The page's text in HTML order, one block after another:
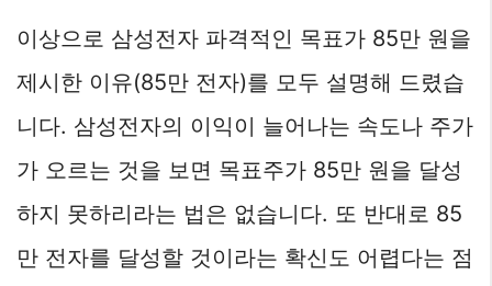
이상으로 삼성전자 파격적인 목표가 85만 원을
제시한 이유(85만 전자)를 모두 설명해 드렸습
니다. 삼성전자의 이익이 늘어나는 속도나 주가
가 오르는 것을 보면 목표주가 85만 원을 달성
하지 못하리라는 법은 없습니다. 또 반대로 85
만 전자를 달성할 것이라는 확신도 어렵다는 점